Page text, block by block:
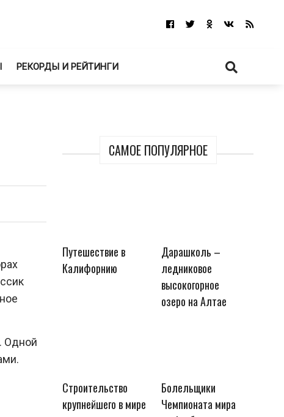
РЕКОРДЫ И РЕЙТИНГИ
САМОЕ ПОПУЛЯРНОЕ
Путешествие в
Калифорнию
Дарашколь –
ледниковое
высокогорное
озеро на Алтае
Строительство
крупнейшего в мире
Болельщики
Чемпионата мира
Одной